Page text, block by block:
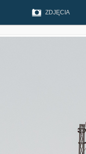
ZDJĘCIA